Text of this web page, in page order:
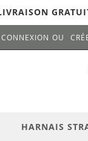
CONNEXION
LA
HARNAIS